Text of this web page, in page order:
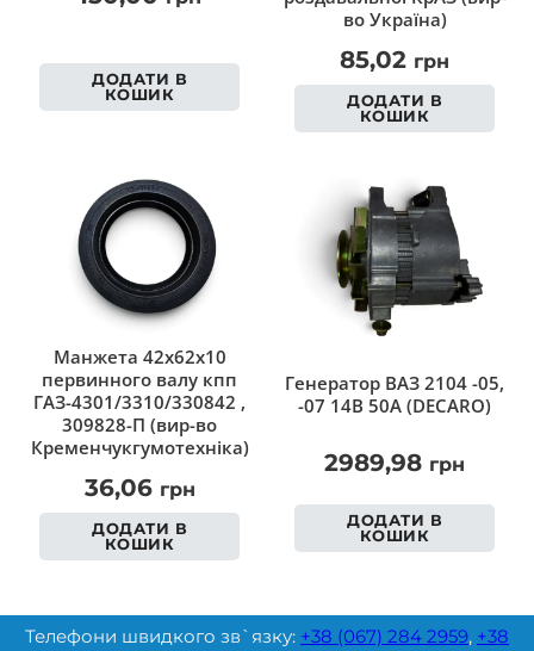
ДОДАТИ В
КОШИК
во Україна)
85,02 грн
ДОДАТИ В
КОШИК
Манжета 42х62х10
первинного валу кпп
ГАЗ-4301/3310/330842 ,
309828-П (вир-во
Кременчукгумотехніка)
36,06 грн
ДОДАТИ В
КОШИК
Генератор ВАЗ 2104 -05,
-07 14В 50А (DECARO)
2989,98 грн
ДОДАТИ В
КОШИК
Телефони швидкого зв`язку: +38 (067) 284 2959, +38